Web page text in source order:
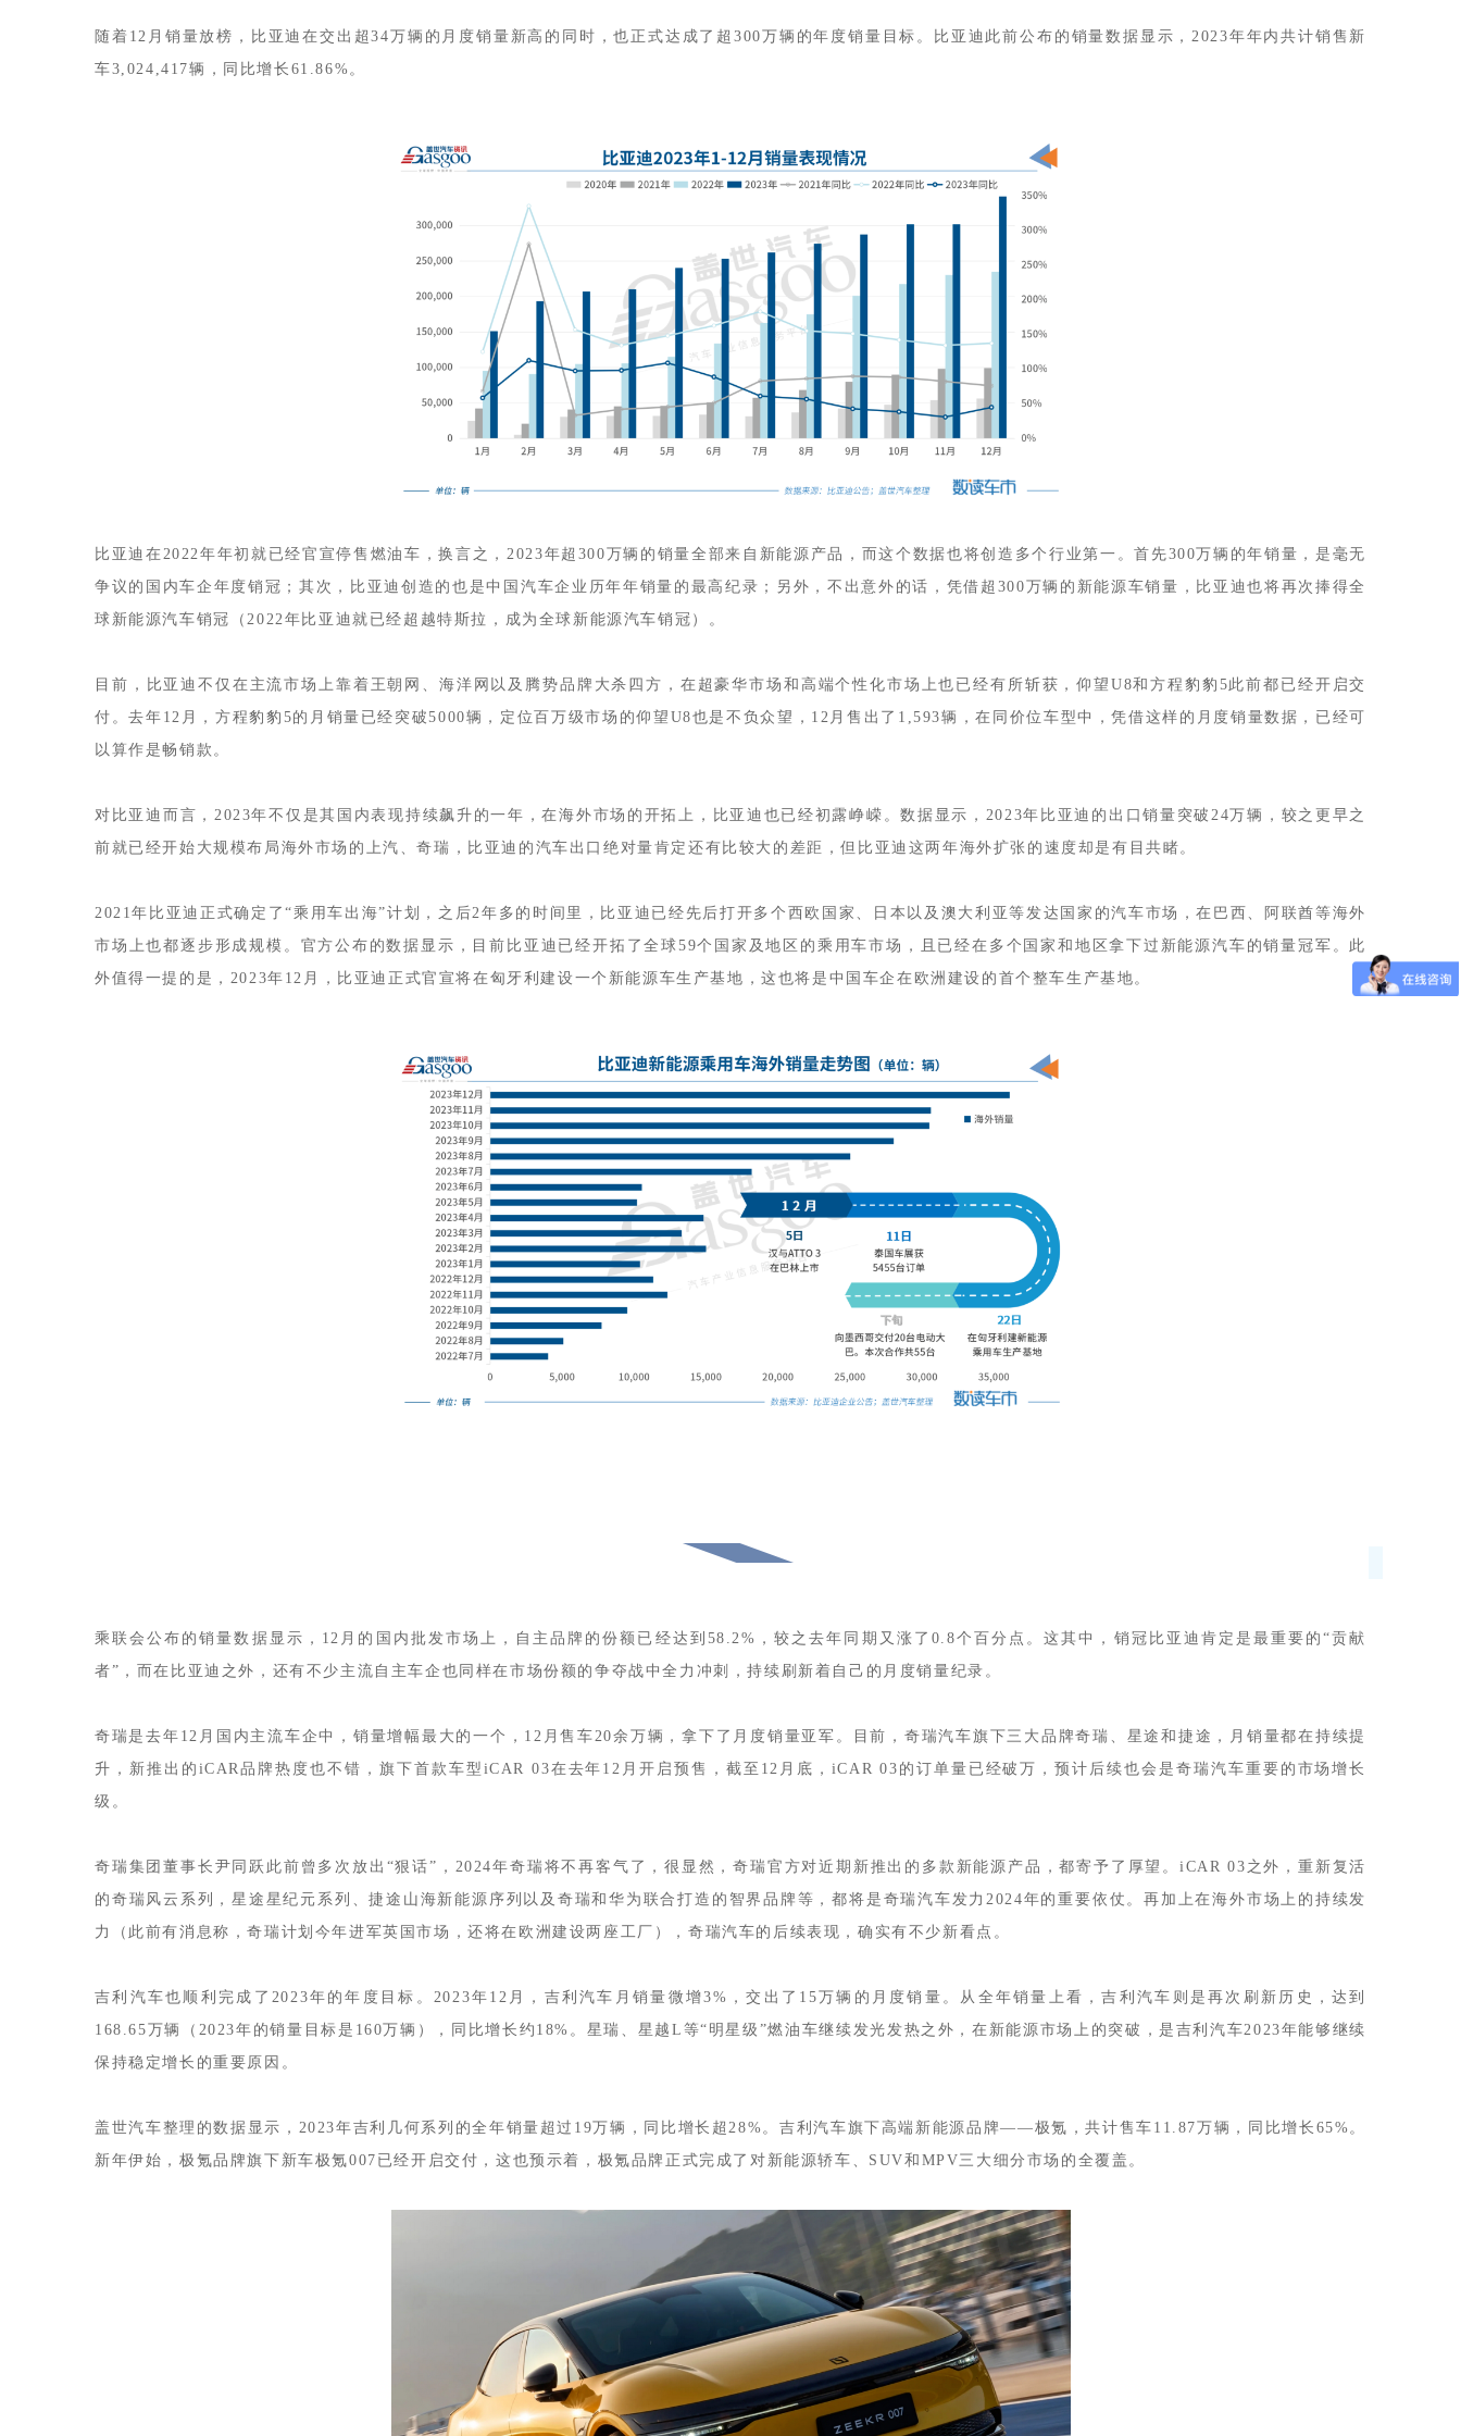
随着12月销量放榜，比亚迪在交出超34万辆的月度销量新高的同时，也正式达成了超300万辆的年度销量目标。比亚迪此前公布的销量数据显示，2023年年内共计销售新
车3,024,417辆，同比增长61.86%。
比亚迪在2022年年初就已经官宣停售燃油车，换言之，2023年超300万辆的销量全部来自新能源产品，而这个数据也将创造多个行业第一。首先300万辆的年销量，是毫无
争议的国内车企年度销冠；其次，比亚迪创造的也是中国汽车企业历年年销量的最高纪录；另外，不出意外的话，凭借超300万辆的新能源车销量，比亚迪也将再次捧得全
球新能源汽车销冠（2022年比亚迪就已经超越特斯拉，成为全球新能源汽车销冠）。
目前，比亚迪不仅在主流市场上靠着王朝网、海洋网以及腾势品牌大杀四方，在超豪华市场和高端个性化市场上也已经有所斩获，仰望U8和方程豹豹5此前都已经开启交
付。去年12月，方程豹豹5的月销量已经突破5000辆，定位百万级市场的仰望U8也是不负众望，12月售出了1,593辆，在同价位车型中，凭借这样的月度销量数据，已经可
以算作是畅销款。
对比亚迪而言，2023年不仅是其国内表现持续飙升的一年，在海外市场的开拓上，比亚迪也已经初露峥嵘。数据显示，2023年比亚迪的出口销量突破24万辆，较之更早之
前就已经开始大规模布局海外市场的上汽、奇瑞，比亚迪的汽车出口绝对量肯定还有比较大的差距，但比亚迪这两年海外扩张的速度却是有目共睹。
2021年比亚迪正式确定了“乘用车出海”计划，之后2年多的时间里，比亚迪已经先后打开多个西欧国家、日本以及澳大利亚等发达国家的汽车市场，在巴西、阿联酋等海外
市场上也都逐步形成规模。官方公布的数据显示，目前比亚迪已经开拓了全球59个国家及地区的乘用车市场，且已经在多个国家和地区拿下过新能源汽车的销量冠军。此
外值得一提的是，2023年12月，比亚迪正式官宣将在匈牙利建设一个新能源车生产基地，这也将是中国车企在欧洲建设的首个整车生产基地。
乘联会公布的销量数据显示，12月的国内批发市场上，自主品牌的份额已经达到58.2%，较之去年同期又涨了0.8个百分点。这其中，销冠比亚迪肯定是最重要的“贡献
者”，而在比亚迪之外，还有不少主流自主车企也同样在市场份额的争夺战中全力冲刺，持续刷新着自己的月度销量纪录。
奇瑞是去年12月国内主流车企中，销量增幅最大的一个，12月售车20余万辆，拿下了月度销量亚军。目前，奇瑞汽车旗下三大品牌奇瑞、星途和捷途，月销量都在持续提
升，新推出的iCAR品牌热度也不错，旗下首款车型iCAR 03在去年12月开启预售，截至12月底，iCAR 03的订单量已经破万，预计后续也会是奇瑞汽车重要的市场增长
级。
奇瑞集团董事长尹同跃此前曾多次放出“狠话”，2024年奇瑞将不再客气了，很显然，奇瑞官方对近期新推出的多款新能源产品，都寄予了厚望。iCAR 03之外，重新复活
的奇瑞风云系列，星途星纪元系列、捷途山海新能源序列以及奇瑞和华为联合打造的智界品牌等，都将是奇瑞汽车发力2024年的重要依仗。再加上在海外市场上的持续发
力（此前有消息称，奇瑞计划今年进军英国市场，还将在欧洲建设两座工厂），奇瑞汽车的后续表现，确实有不少新看点。
吉利汽车也顺利完成了2023年的年度目标。 2023年12月，吉利汽车月销量微增3%，交出了15万辆的月度销量。从全年销量上看，吉利汽车则是再次刷新历史，达到
168.65万辆（2023年的销量目标是160万辆），同比增长约18%。星瑞、星越L等“明星级”燃油车继续发光发热之外，在新能源市场上的突破，是吉利汽车2023年能够继续
保持稳定增长的重要原因。
盖世汽车整理的数据显示，2023年吉利几何系列的全年销量超过19万辆，同比增长超28%。吉利汽车旗下高端新能源品牌——极氪，共计售车11.87万辆，同比增长65%。
新年伊始，极氪品牌旗下新车极氪007已经开启交付，这也预示着，极氪品牌正式完成了对新能源轿车、SUV和MPV三大细分市场的全覆盖。